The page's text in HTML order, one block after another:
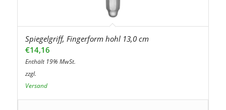
Spiegelgriff, Fingerform hohl 13,0 cm
€14,16
Enthält 19% MwSt.
zzgl.
Versand